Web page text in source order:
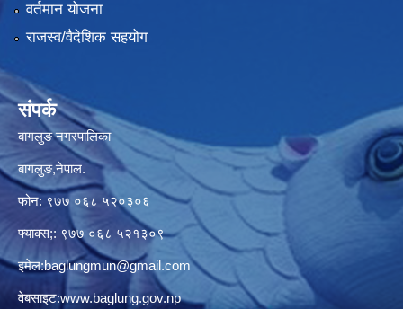
वर्तमान योजना
राजस्व/वैदेशिक सहयोग
संपर्क
बागलुङ नगरपालिका
बागलुङ,नेपाल.
फोन: ९७७ ०६८ ५२०३०६
फ्याक्स;: ९७७ ०६८ ५२१३०९
इमेल:baglungmun@gmail.com
वेबसाइट:www.baglung.gov.np